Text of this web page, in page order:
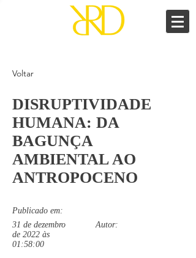
Voltar
DISRUPTIVIDADE
HUMANA: DA
BAGUNÇA
AMBIENTAL AO
ANTROPOCENO
Publicado em:
31 de dezembro
de 2022 às
01:58:00
Autor: